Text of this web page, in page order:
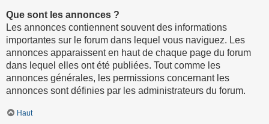
Que sont les annonces ?
Les annonces contiennent souvent des informations
importantes sur le forum dans lequel vous naviguez. Les
annonces apparaissent en haut de chaque page du forum
dans lequel elles ont été publiées. Tout comme les
annonces générales, les permissions concernant les
annonces sont définies par les administrateurs du forum.
Haut